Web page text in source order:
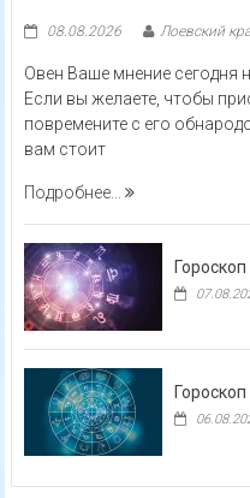
08.08.2026 Лоевский
Овен Ваше мнение сегодня
Если вы желаете, чтобы
повремените с его
вам стоит
Подробнее...